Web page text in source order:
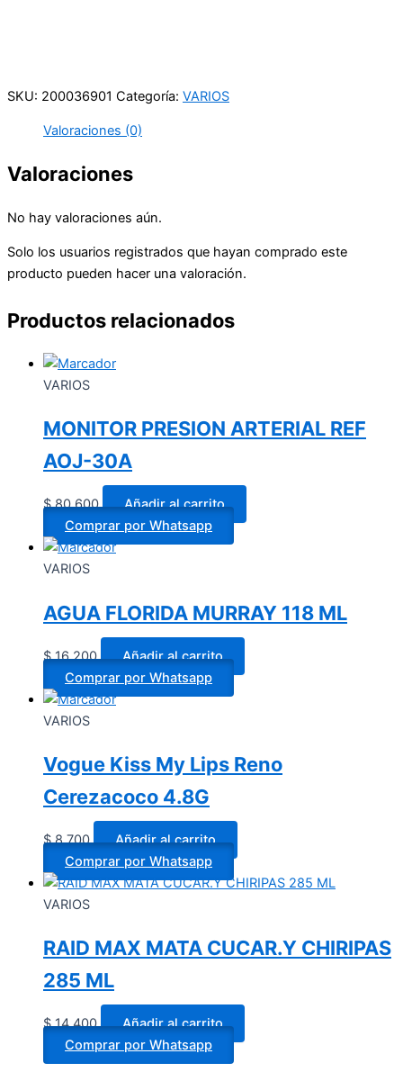
SKU: 200036901 Categoría: VARIOS
Valoraciones (0)
Valoraciones
No hay valoraciones aún.
Solo los usuarios registrados que hayan comprado este
producto pueden hacer una valoración.
Productos relacionados
VARIOS
MONITOR PRESION ARTERIAL REF
AOJ-30A
$80.600
Añadir al carrito
Comprar por Whatsapp
VARIOS
AGUA FLORIDA MURRAY 118 ML
$16.200
Añadir al carrito
Comprar por Whatsapp
VARIOS
Vogue Kiss My Lips Reno
Cerezacoco 4.8G
$8.700
Añadir al carrito
Comprar por Whatsapp
VARIOS
RAID MAX MATA CUCAR.Y CHIRIPAS
285 ML
$14.400
Añadir al carrito
Comprar por Whatsapp